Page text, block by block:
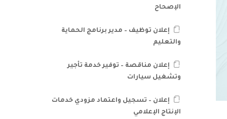
الإصحاح
إعلان توظيف – مدير برنامج الحماية
والتعليم
إعلان مناقصة – توفير خدمة تأجير
وتشغيل سيارات
إعلان – تسجيل واعتماد مزودي خدمات
الإنتاج الإعلامي